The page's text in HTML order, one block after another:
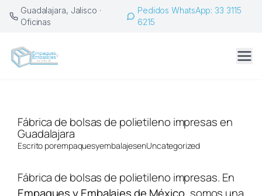
SaltarGuadalajara, Jalisco ·
Oficinas
Pedidos WhatsApp: 33 3115
6215
Fábrica de bolsas de polietileno impresas en
Guadalajara
Escrito porempaquesyembalajesenUncategorized
Fábrica de bolsas de polietileno impresas. En